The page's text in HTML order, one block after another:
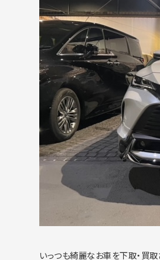
いっつも綺麗なお車を下取・買